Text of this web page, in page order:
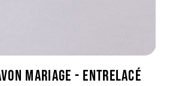
MARIAGE - ENTRELACÉ